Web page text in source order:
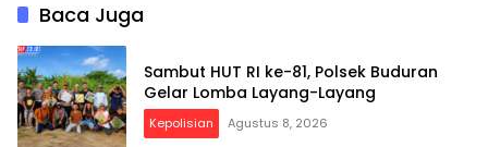
Baca Juga
Sambut HUT RI ke-81, Polsek Buduran
Gelar Lomba Layang-Layang
Kepolisian Agustus 8, 2026